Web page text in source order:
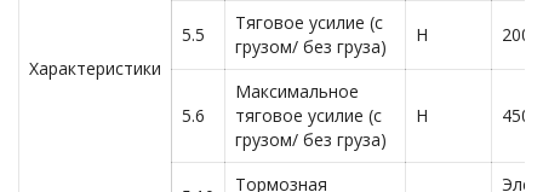
Характеристики
5.5
Тяговое усилие (с
грузом/ без груза)
Н 200/-
5.6
Максимальное
тяговое усилие (с
грузом/ без груза)
Н 450/-
Тормозная